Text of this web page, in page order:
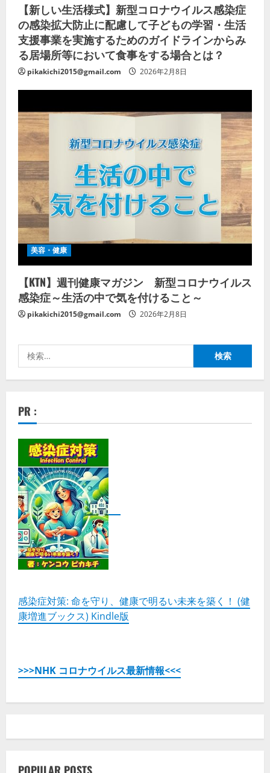
【新しい生活様式】新型コロナウイルス感染症
の感染拡大防止に配慮して子どもの学習・生活
支援事業を実施するためのガイドラインからみ
る居場所等において食事をする場合とは？
pikakichi2015@gmail.com 2026年2月8日
美容・健康
【KTN】週刊健康マガジン 新型コロナウイルス
感染症～生活の中で気を付けること～
pikakichi2015@gmail.com 2026年2月8日
索:
PR :
感染症対策: 命を守り、健康で明るい未来を築く！ (健
康増進ブックス) Kindle版
>>>NHK コロナウイルス最新情報<<<